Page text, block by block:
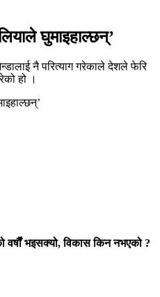
घुमाइहाल्छन्’
नै परित्याग गरेकाले देशले फेरि
हो ।
भइसक्यो, विकास किन नभएको ?